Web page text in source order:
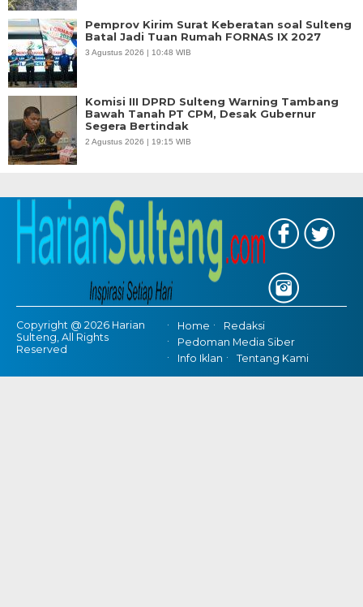
Pemprov Kirim Surat Keberatan soal Sulteng
Batal Jadi Tuan Rumah FORNAS IX 2027
3 Agustus 2026 | 10:48 WIB
Komisi III DPRD Sulteng Warning Tambang
Bawah Tanah PT CPM, Desak Gubernur
Segera Bertindak
2 Agustus 2026 | 19:15 WIB
Copyright @ 2026 Harian
Sulteng, All Rights
Reserved
Home
Redaksi
Pedoman Media Siber
Info Iklan
Tentang Kami